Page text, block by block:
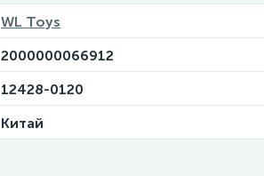
WL Toys
2000000066912
12428-0120
Китай